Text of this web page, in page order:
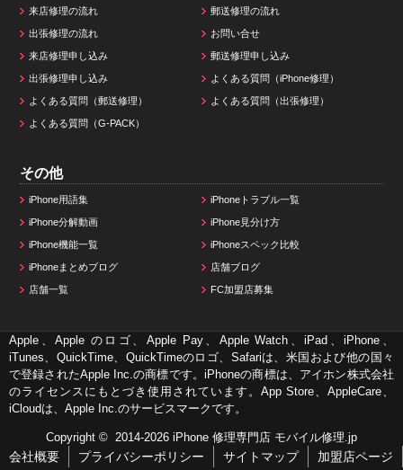
来店修理の流れ 郵送修理の流れ
出張修理の流れ お問い合せ
来店修理申し込み 郵送修理申し込み
出張修理申し込み よくある質問（iPhone修理）
よくある質問（郵送修理） よくある質問（出張修理）
よくある質問（G-PACK）
その他
iPhone用語集 iPhoneトラブル一覧
iPhone分解動画 iPhone見分け方
iPhone機能一覧 iPhoneスペック比較
iPhoneまとめブログ 店舗ブログ
店舗一覧 FC加盟店募集
Apple、Apple のロゴ、Apple Pay、Apple Watch、iPad、iPhone、
iTunes、QuickTime、QuickTimeのロゴ、Safariは、米国および他の国々
で登録されたApple Inc.の商標です。iPhoneの商標は、アイホン株式会社
のライセンスにもとづき使用されています。App Store、AppleCare、
iCloudは、Apple Inc.のサービスマークです。
Copyright © 2014-2026 iPhone 修理専門店 モバイル修理.jp
会社概要 プライバシーポリシー サイトマップ 加盟店ページ